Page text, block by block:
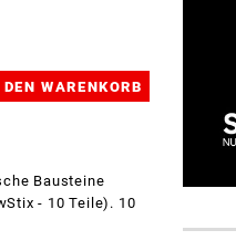
Bausteine
- 10 Teile). 10